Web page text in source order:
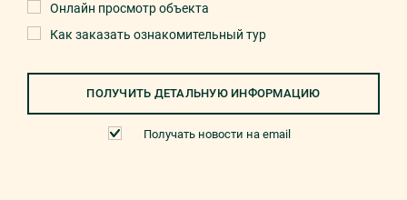
Онлайн просмотр объекта
Как заказать ознакомительный тур
ПОЛУЧИТЬ ДЕТАЛЬНУЮ ИНФОРМАЦИЮ
Получать новости на email